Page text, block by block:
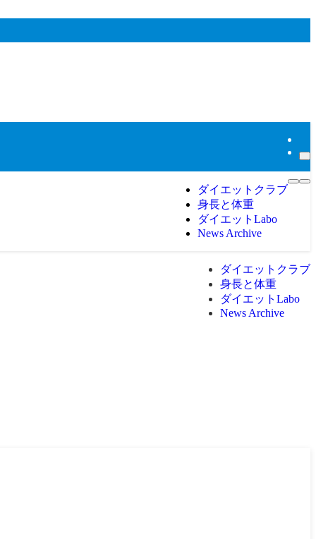
ダイエットクラブ
身長と体重
ダイエットLabo
News Archive
ダイエットクラブ
身長と体重
ダイエットLabo
News Archive